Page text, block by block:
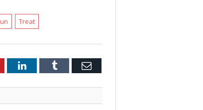
Treat
LinkedInTumblr Email